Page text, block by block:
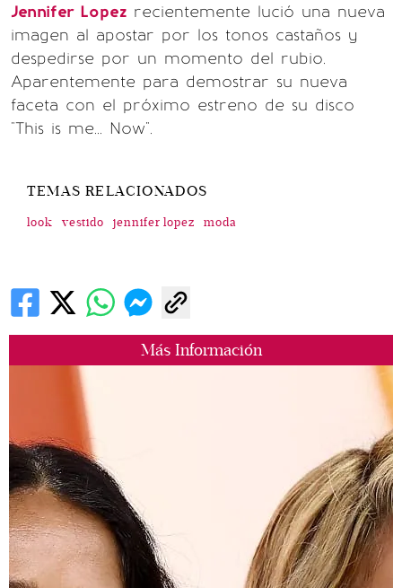
Más Información
Jennifer Lopez recientemente lució una nueva
imagen al apostar por los tonos castaños y
despedirse por un momento del rubio.
Aparentemente para demostrar su nueva
faceta con el próximo estreno de su disco
"This is me... Now".
TEMAS RELACIONADOS
look vestido jennifer lopez moda